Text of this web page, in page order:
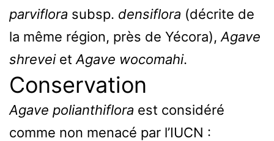
parviflora subsp. densiflora (décrite de
la même région, près de Yécora), Agave
shreveiet Agave wocomahi.
Conservation
Agave polianthiflora est considéré
comme non menacé par l’IUCN :